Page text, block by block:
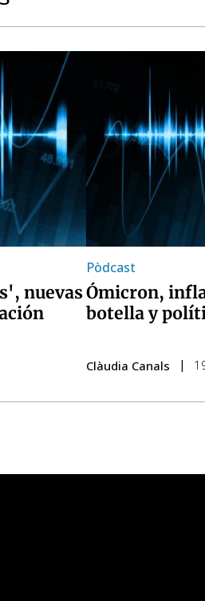
nuevas
Pòdcast
Ómicron,
botella y
Clàudia Canals